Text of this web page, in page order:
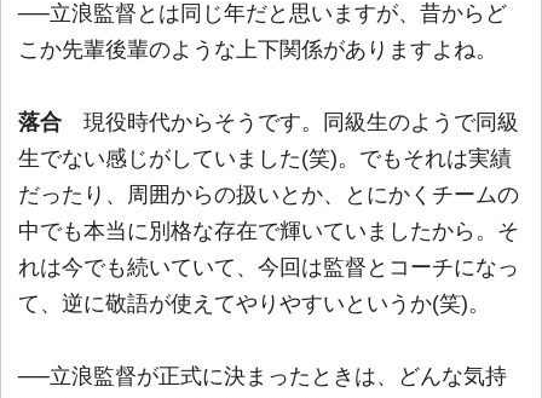
──立浪監督とは同じ年だと思いますが、昔からど
こか先輩後輩のような上下関係がありますよね。
落合 現役時代からそうです。同級生のようで同級
生でない感じがしていました(笑)。でもそれは実績
だったり、周囲からの扱いとか、とにかくチームの
中でも本当に別格な存在で輝いていましたから。そ
れは今でも続いていて、今回は監督とコーチになっ
て、逆に敬語が使えてやりやすいというか(笑)。
──立浪監督が正式に決まったときは、どんな気持